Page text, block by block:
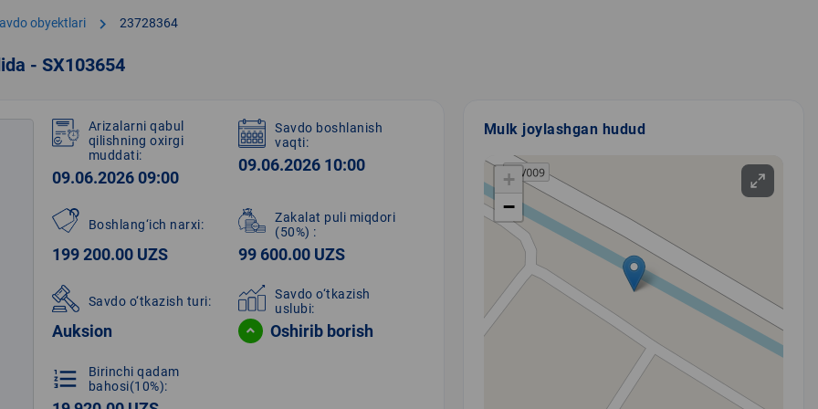
obyektlari chevron_right 23728364
- SX103654
Arizalarni qabul
qilishning oxirgi
muddati:
09.06.2026 09:00
Savdo boshlanish
vaqti:
09.06.2026 10:00
Boshlang‘ich narxi:
199 200.00 UZS
Zakalat puli miqdori
(50%) :
99 600.00 UZS
Savdo o‘tkazish turi:
Auksion
Savdo o‘tkazish
uslubi:
Oshirib borish
format_list_numbered
Birinchi qadam
bahosi(10%):
Mulk joylashgan hudud
+
−